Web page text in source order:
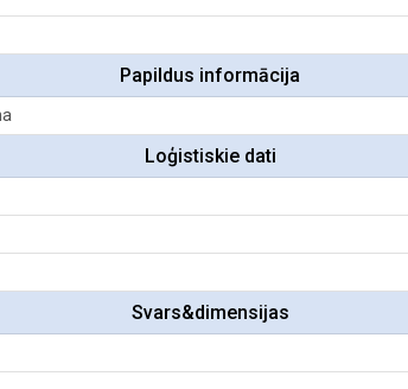
Papildus informācija
Loģistiskie dati
Svars&dimensijas